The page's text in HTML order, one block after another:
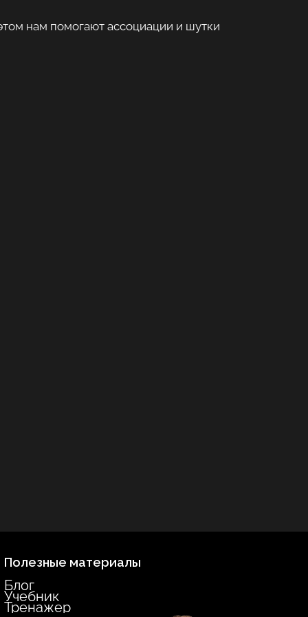
нам помогают ассоциации и шутки
Полезные материалы
Блог
Учебник
Тренажер